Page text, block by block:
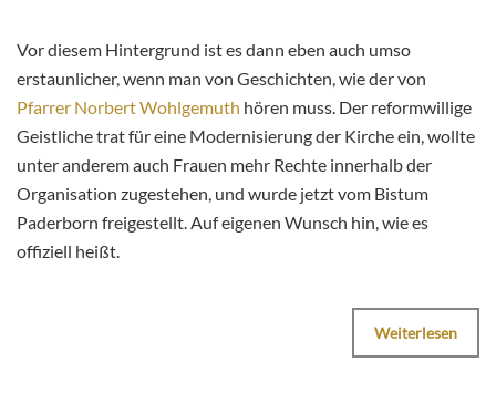
Vor diesem Hintergrund ist es dann eben auch umso
erstaunlicher, wenn man von Geschichten, wie der von
Pfarrer Norbert Wohlgemuth hören muss. Der reformwillige
Geistliche trat für eine Modernisierung der Kirche ein, wollte
unter anderem auch Frauen mehr Rechte innerhalb der
Organisation zugestehen, und wurde jetzt vom Bistum
Paderborn freigestellt. Auf eigenen Wunsch hin, wie es
offiziell heißt.
Weiterlesen